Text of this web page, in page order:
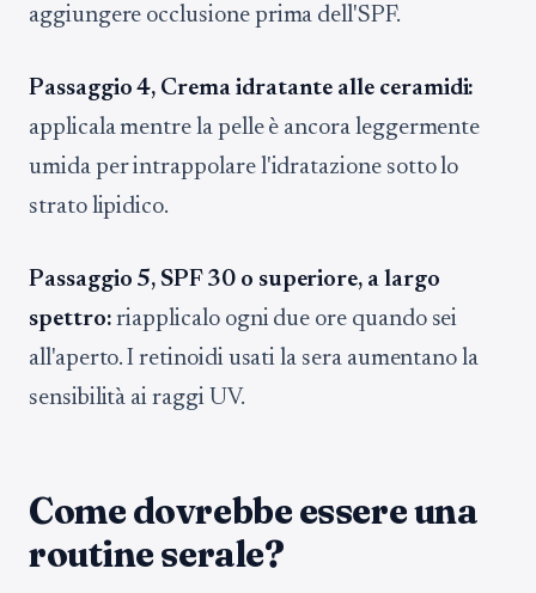
aggiungere occlusione prima dell'SPF.
Passaggio 4, Crema idratante alle ceramidi:
applicala mentre la pelle è ancora leggermente
umida per intrappolare l'idratazione sotto lo
strato lipidico.
Passaggio 5, SPF 30 o superiore, a largo
spettro: riapplicalo ogni due ore quando sei
all'aperto. I retinoidi usati la sera aumentano la
sensibilità ai raggi UV.
Come dovrebbe essere una
routine serale?